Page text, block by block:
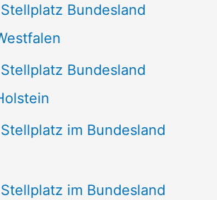
Bundesland
Bundesland
im Bundesland
im Bundesland